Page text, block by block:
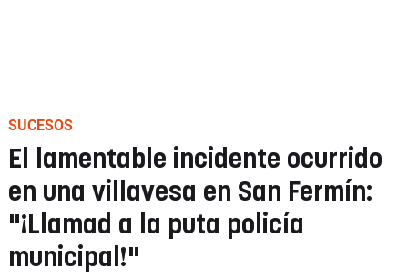
SUCESOS
El lamentable incidente ocurrido
en una villavesa en San Fermín:
"¡Llamad a la puta policía
municipal!"